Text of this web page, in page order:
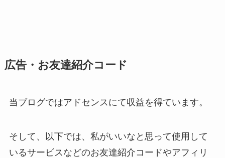
広告・お友達紹介コード
当ブログではアドセンスにて収益を得ています。
そして、以下では、私がいいなと思って使用して
いるサービスなどのお友達紹介コードやアフィリ